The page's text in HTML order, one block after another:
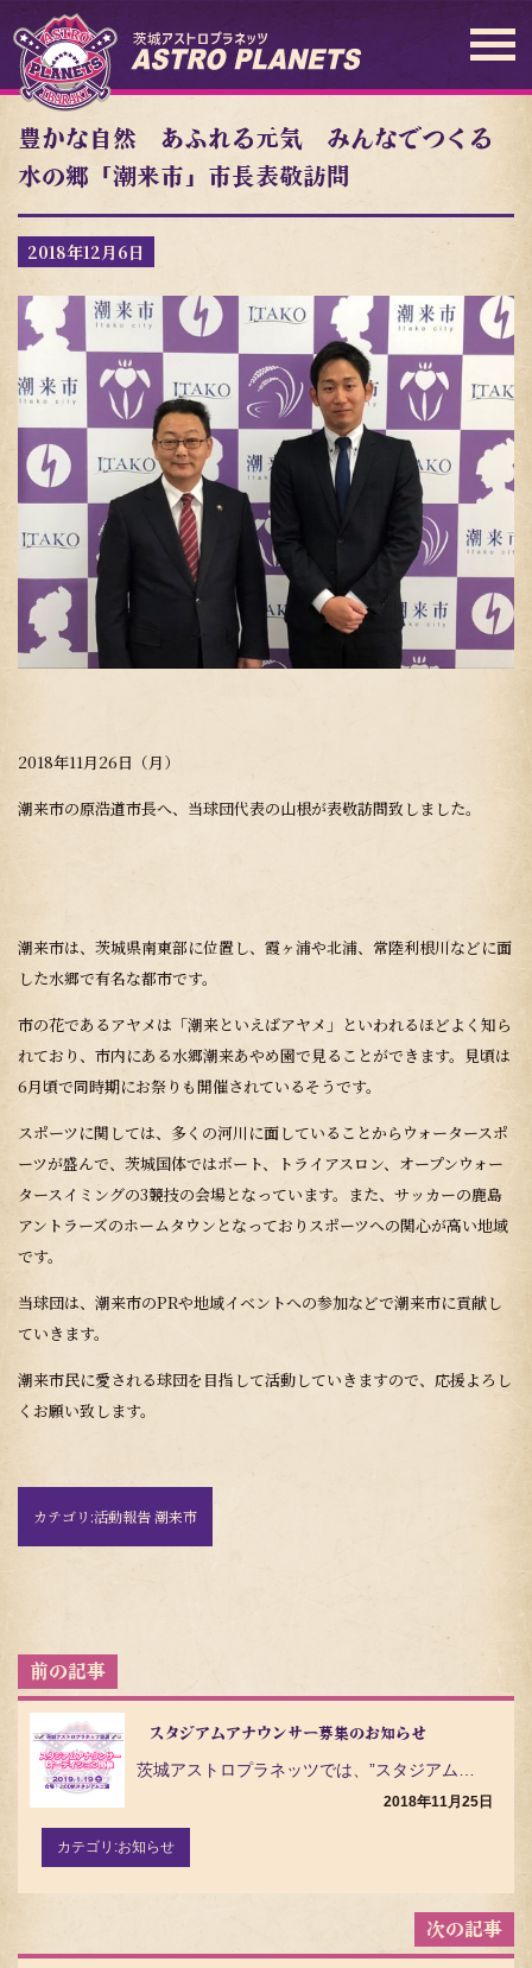
豊かな自然 あふれる元気 みんなでつくる
水の郷「潮来市」市長表敬訪問
2018年12月6日
2018年11月26日（月）
潮来市の原浩道市長へ、当球団代表の山根が表敬訪問致しました。
潮来市は、茨城県南東部に位置し、霞ヶ浦や北浦、常陸利根川などに面
した水郷で有名な都市です。
市の花であるアヤメは「潮来といえばアヤメ」といわれるほどよく知ら
れており、市内にある水郷潮来あやめ園で見ることができます。見頃は
6月頃で同時期にお祭りも開催されているそうです。
スポーツに関しては、多くの河川に面していることからウォータースポ
ーツが盛んで、茨城国体ではボート、トライアスロン、オープンウォー
タースイミングの3競技の会場となっています。また、サッカーの鹿島
アントラーズのホームタウンとなっておりスポーツへの関心が高い地域
です。
当球団は、潮来市のPRや地域イベントへの参加などで潮来市に貢献し
ていきます。
潮来市民に愛される球団を目指して活動していきますので、応援よろし
くお願い致します。
カテゴリ:活動報告 潮来市
投
稿
ナ
ビ
ゲ
スタジアムアナウンサー募集のお知らせ
2018年11月25日
カテゴリ:お知らせ